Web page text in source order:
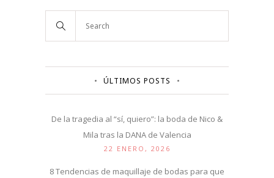
ÚLTIMOS POSTS
De la tragedia al “sí, quiero”: la boda de Nico &
Mila tras la DANA de Valencia
22 ENERO, 2026
8 Tendencias de maquillaje de bodas para que